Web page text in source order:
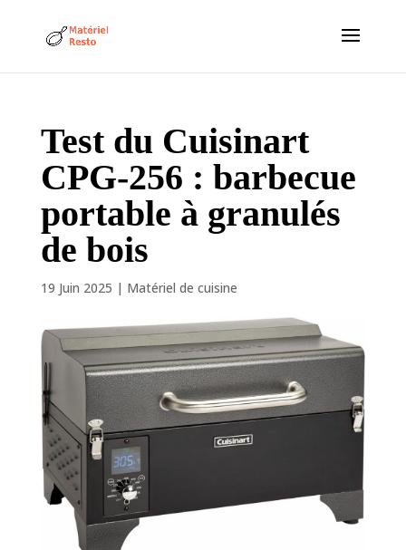
Test du Cuisinart
CPG-256 : barbecue
portable à granulés
de bois
19 Juin 2025 | Matériel de cuisine